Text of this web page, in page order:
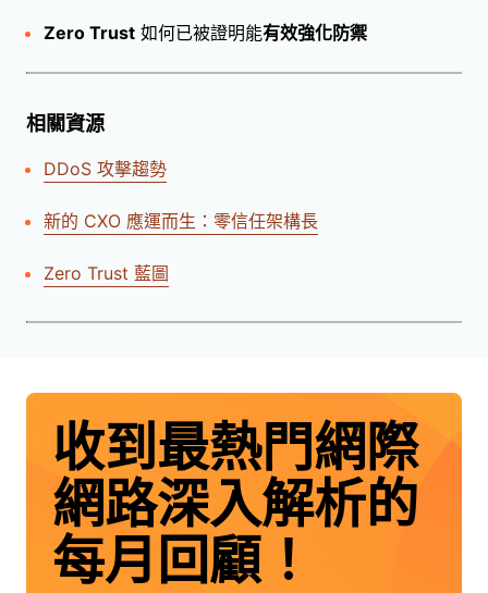
Zero Trust 如何已被證明能有效強化防禦
相關資源
DDoS 攻擊趨勢
新的 CXO 應運而生：零信任架構長
Zero Trust 藍圖
收到最熱門網際
網路深入解析的
每月回顧！